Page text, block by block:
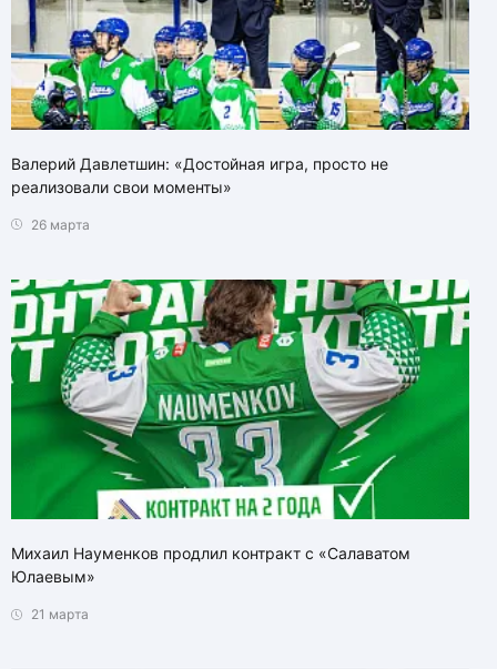
Валерий Давлетшин: «Достойная игра, просто не
реализовали свои моменты»
26 марта
Михаил Науменков продлил контракт с «Салаватом
Юлаевым»
21 марта